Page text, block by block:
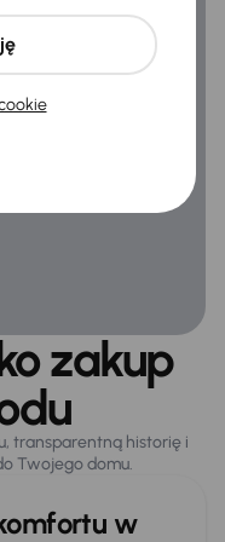
przeszkoda
zakup
transparentną historię i
Twojego domu.
w